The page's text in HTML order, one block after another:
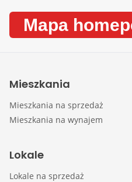
Mapa
Mieszkania
Mieszkania na sprzedaż
Mieszkania na wynajem
Lokale
Lokale na sprzedaż